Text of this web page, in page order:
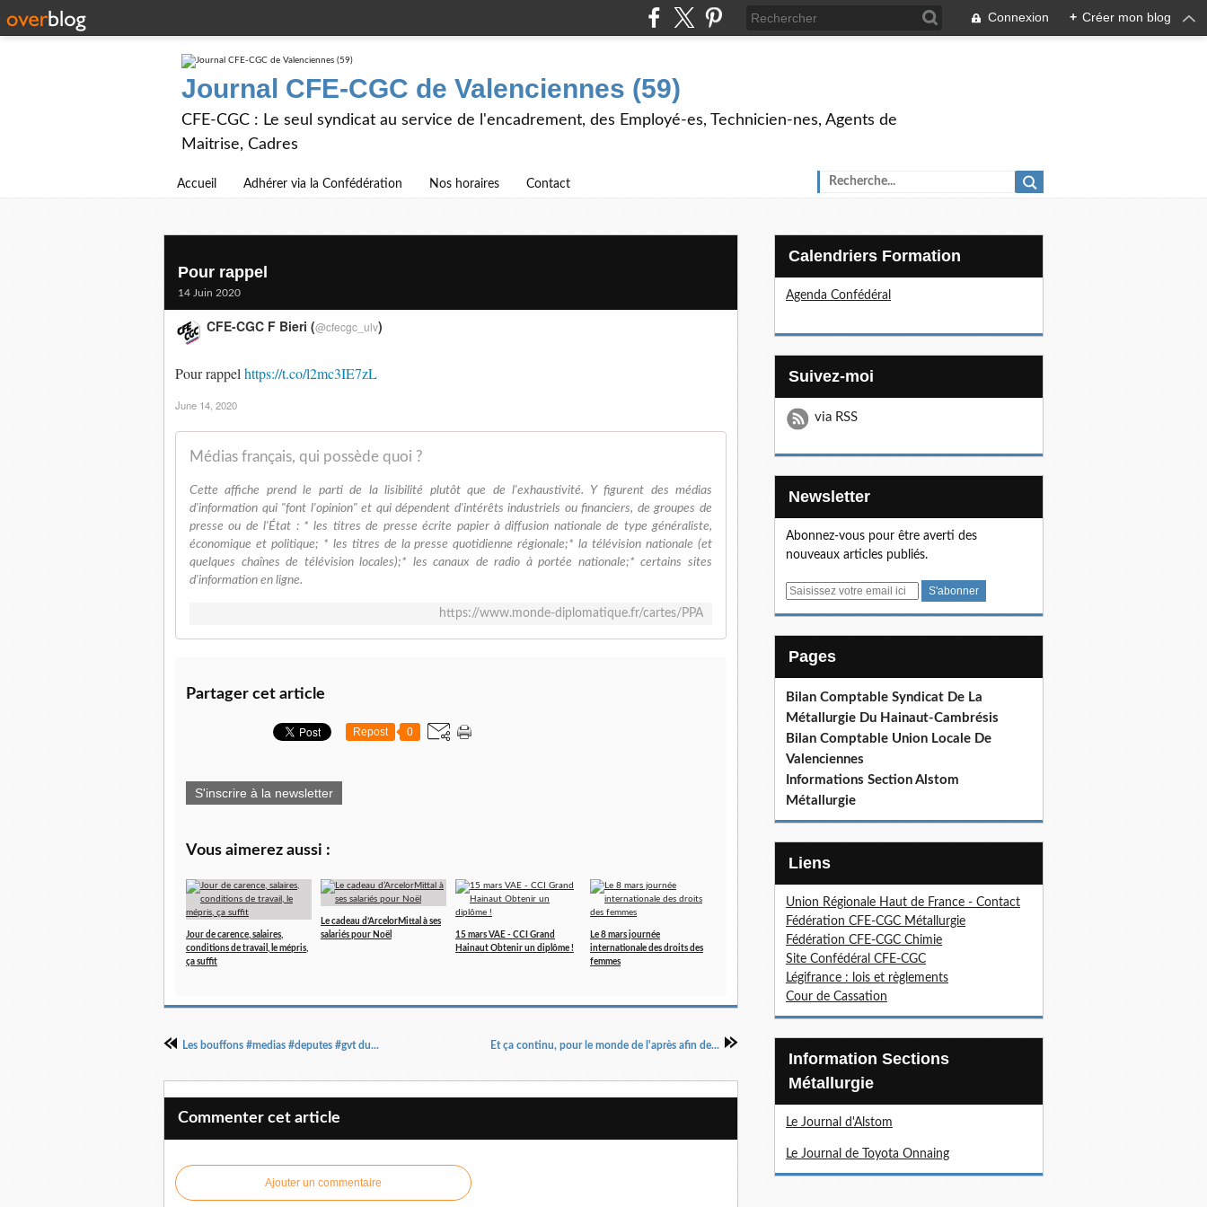
Connexion + Créer mon blog
Journal CFE-CGC de Valenciennes (59)
CFE-CGC : Le seul syndicat au service de l'encadrement, des Employé-es, Technicien-nes, Agents de
Maitrise, Cadres
Accueil Adhérer via la Confédération Nos horaires Contact
Pour rappel
14 Juin 2020
Pour rappel https://t.co/l2mc3IE7zL
CFE-CGC F Bieri (@cfecgc_ulv)
June 14, 2020
Médias français, qui possède quoi ?
Cette affiche prend le parti de la lisibilité plutôt que de l'exhaustivité. Y figurent des médias
d'information qui "font l'opinion" et qui dépendent d'intérêts industriels ou financiers, de groupes de
presse ou de l'État : * les titres de presse écrite papier à diffusion nationale de type généraliste,
économique et politique; * les titres de la presse quotidienne régionale;* la télévision nationale (et
quelques chaînes de télévision locales);* les canaux de radio à portée nationale;* certains sites
d'information en ligne.
https://www.monde-diplomatique.fr/cartes/PPA
Partager cet article
Repost 0
S'inscrire à la newsletter
Vous aimerez aussi :
Jour de carence, salaires,
conditions de travail, le mépris,
ça suffit
Le cadeau d’ArcelorMittal à ses
salariés pour Noël
15 mars VAE - CCI Grand
Hainaut Obtenir un diplôme !
Le 8 mars journée
internationale des droits des
femmes
Les bouffons #medias #deputes #gvt du... Et ça continu, pour le monde de l'après afin de...
Commenter cet article
Ajouter un commentaire
Calendriers Formation
Agenda Confédéral
Suivez-moi
via RSS
Newsletter
Abonnez-vous pour être averti des
nouveaux articles publiés.
E
Pages
Bilan Comptable Syndicat De La
Métallurgie Du Hainaut-Cambrésis
Bilan Comptable Union Locale De
Valenciennes
Informations Section Alstom
Métallurgie
Liens
Union Régionale Haut de France - Contact
Fédération CFE-CGC Métallurgie
Fédération CFE-CGC Chimie
Site Confédéral CFE-CGC
Légifrance : lois et règlements
Cour de Cassation
Information Sections
Métallurgie
Le Journal d'Alstom
Le Journal de Toyota Onnaing